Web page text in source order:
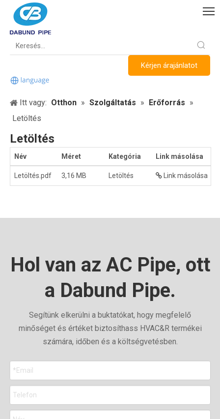
Kérjen árajánlatot
Itt vagy: Otthon » Szolgáltatás » Erőforrás »
Letöltés
Letöltés
Név Méret Kategória Link másolása
Letöltés.pdf 3,16 MB Letöltés Link másolása
Hol van az AC Pipe, ott
a Dabund Pipe.
Segítünk elkerülni a buktatókat, hogy megfelelő
minőséget és értéket biztosíthass HVAC&R termékei
számára, időben és a költségvetésben.